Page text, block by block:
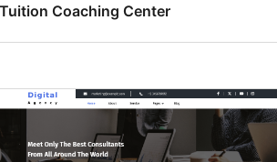
Tuition Coaching Center